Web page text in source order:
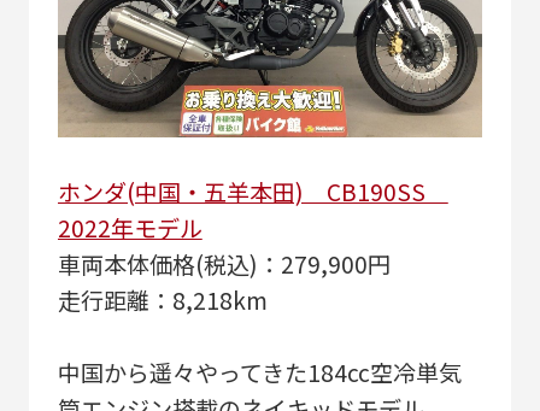
ホンダ(中国・五羊本田) CB190SS
2022年モデル
車両本体価格(税込)：279,900円
走行距離：8,218km
中国から遥々やってきた184cc空冷単気